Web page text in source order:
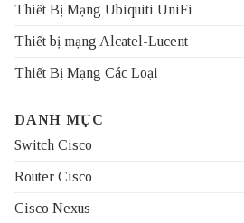
Thiết Bị Mạng Ubiquiti UniFi
Thiết bị mạng Alcatel-Lucent
Thiết Bị Mạng Các Loại
DANH MỤC
Switch Cisco
Router Cisco
Cisco Nexus